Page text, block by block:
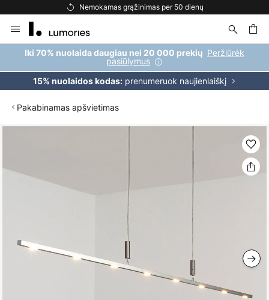
Nemokamas grąžinimas per 50 dienų
to
Content
Iki 70% nuolaida daugiau nei 20 000 prekių Peržiūrėk
pasiūlymus
15% nuolaidos kodas:prenumeruok naujienlaiškį
Pakabinamas apšvietimas
gallery